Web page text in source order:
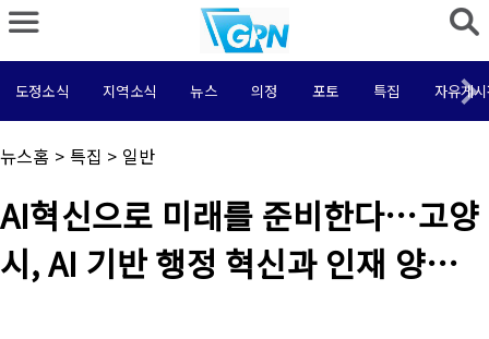
도정소식 지역소식 뉴스 의정 포토 특집 자유게
채
널
뉴스홈 > 특집 > 일반
기
사
목
:
AI혁신으로 미래를 준비한다…고양
시, AI 기반 행정 혁신과 인재 양성